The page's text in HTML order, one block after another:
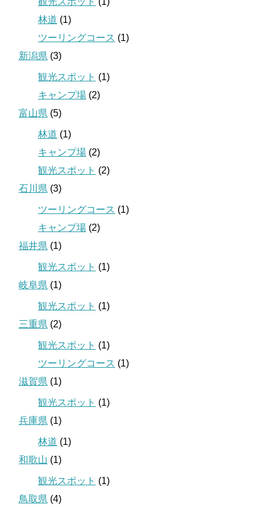
林道 (1)
ツーリングコース (1)
新潟県 (3)
観光スポット (1)
キャンプ場 (2)
富山県 (5)
林道 (1)
キャンプ場 (2)
観光スポット (2)
石川県 (3)
ツーリングコース (1)
キャンプ場 (2)
福井県 (1)
観光スポット (1)
岐阜県 (1)
観光スポット (1)
三重県 (2)
観光スポット (1)
ツーリングコース (1)
滋賀県 (1)
観光スポット (1)
兵庫県 (1)
林道 (1)
和歌山 (1)
観光スポット (1)
鳥取県 (4)